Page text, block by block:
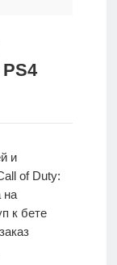
и
of Duty:
на
к бете